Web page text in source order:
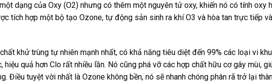
dạng của Oxy (O2) nhưng có thêm một nguyên tử oxy, khiến nó có tính oxy
tích hợp một bộ tạo Ozone, tự động sản sinh ra khí O3 và hòa tan trực tiếp
khử trùng tự nhiên mạnh nhất, có khả năng tiêu diệt đến 99% các loại vi
hiệu quả hơn Clo rất nhiều lần. Nó cũng phá vỡ các hợp chất hữu cơ gây mùi,
Điều tuyệt vời nhất là Ozone không bền, nó sẽ nhanh chóng phân rã trở lại